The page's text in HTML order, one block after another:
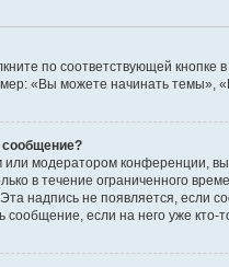
по соответствующей кнопке
«Вы можете начинать темы»,
сообщение?
модератором конференции,
в течение ограниченного
надпись не появляется, если
если на него уже кто-